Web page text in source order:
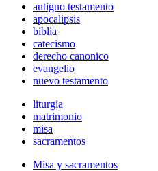
antiguo testamento
apocalipsis
biblia
catecismo
derecho canonico
evangelio
nuevo testamento
liturgia
matrimonio
misa
sacramentos
Misa y sacramentos